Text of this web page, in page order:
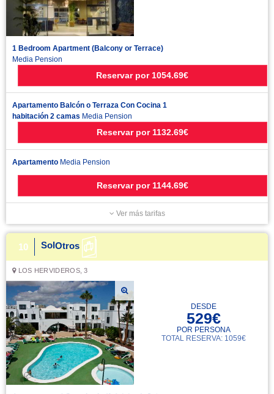
1 Bedroom Apartment (Balcony or Terrace)
Media Pension
Reservar por 1054.69€
Apartamento Balcón o Terraza Con Cocina 1
habitación 2 camas Media Pension
Reservar por 1132.69€
Apartamento Media Pension
Reservar por 1144.69€
Ver más tarifas
10 SolOtros
LOS HERVIDEROS, 3
DESDE
529€
POR PERSONA
TOTAL RESERVA: 1059€